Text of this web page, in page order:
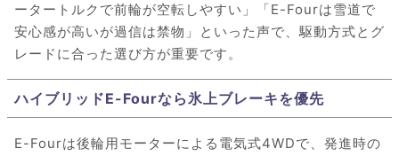
ータートルクで前輪が空転しやすい」「E-Fourは雪道で
安心感が高いが過信は禁物」といった声で、駆動方式とグ
レードに合った選び方が重要です。
ハイブリッドE-Fourなら氷上ブレーキを優先
E-Fourは後輪用モーターによる電気式4WDで、発進時の